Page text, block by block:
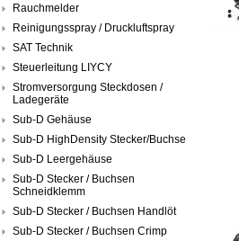
Rauchmelder
Reinigungsspray / Druckluftspray
SAT Technik
Steuerleitung LIYCY
Stromversorgung Steckdosen /
Ladegeräte
Sub-D Gehäuse
Sub-D HighDensity Stecker/Buchse
Sub-D Leergehäuse
Sub-D Stecker / Buchsen
Schneidklemm
Sub-D Stecker / Buchsen Handlöt
Sub-D Stecker / Buchsen Crimp